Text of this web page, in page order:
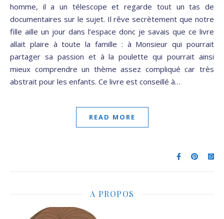
homme, il a un télescope et regarde tout un tas de
documentaires sur le sujet. Il rêve secrètement que notre
fille aille un jour dans l’espace donc je savais que ce livre
allait plaire à toute la famille : à Monsieur qui pourrait
partager sa passion et à la poulette qui pourrait ainsi
mieux comprendre un thème assez compliqué car très
abstrait pour les enfants. Ce livre est conseillé à…
READ MORE
A PROPOS